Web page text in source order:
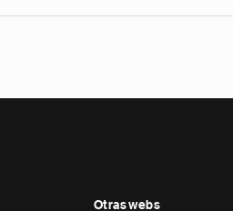
Otras webs